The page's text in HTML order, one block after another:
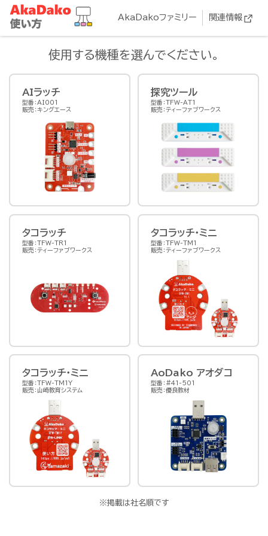
AkaDakoファミリー 関連情報
使用する機種を選んでください。
AIラッチ
型番：AI001
販売：キングエース
探究ツール
型番：TFW-AT1
販売：ティーファブワークス
タコラッチ
型番：TFW-TR1
販売：ティーファブワークス
タコラッチ・ミニ
型番：TFW-TM1
販売：ティーファブワークス
タコラッチ・ミニ
型番：TFW-TM1Y
販売：山崎教育システム
AoDako アオダコ
型番：#41-501
販売：優良教材
※掲載は社名順です